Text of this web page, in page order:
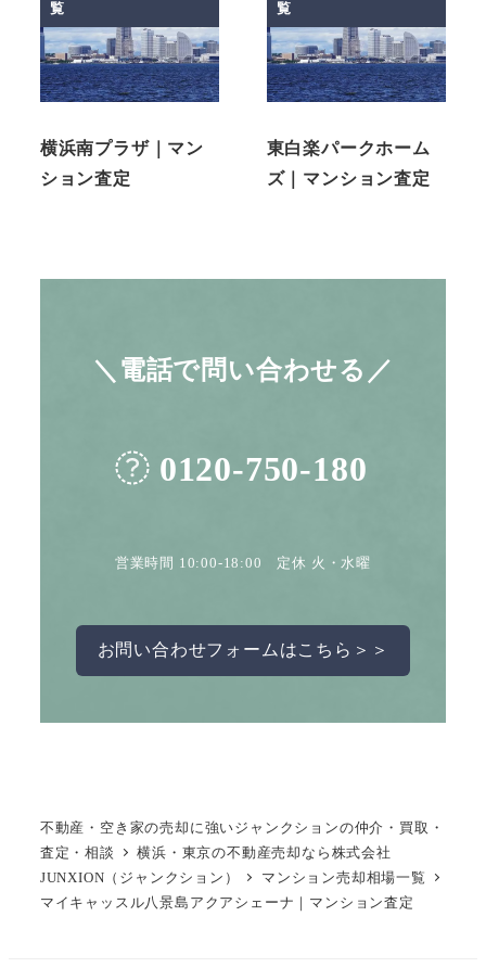
覧
横浜南プラザ｜マン
ション査定
覧
東白楽パークホーム
ズ｜マンション査定
＼電話で問い合わせる／
0120-750-180
営業時間 10:00-18:00 定休 火・水曜
お問い合わせフォームはこちら＞＞
不動産・空き家の売却に強いジャンクションの仲介・買取・
査定・相談
横浜・東京の不動産売却なら株式会社
JUNXION（ジャンクション）
マンション売却相場一覧
マイキャッスル八景島アクアシェーナ｜マンション査定